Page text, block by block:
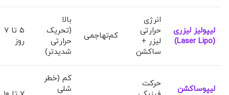
لیپولیز لیزری
(Laser Lipo)
انرژی
حرارتی
لیزر +
ساکشن
کم‌تهاجمی
بالا
(تحریک
حرارتی
شدیدتر)
۵ تا ۷
روز
لیپوساکشن
حرکت
کم (خطر
شلی